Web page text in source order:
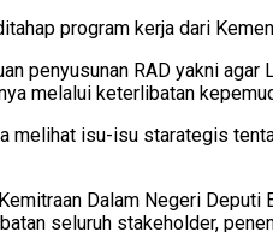
program kerja dari
penyusunan RAD yakni
melalui keterlibatan
melihat isu-isu starategis
Dalam Negeri
seluruh stakeholder,